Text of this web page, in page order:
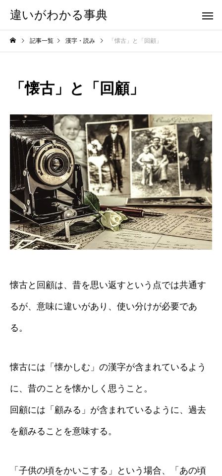
違いがわかる事典
記事一覧 漢字・読み 「懐古」と「回顧」
「懐古」と「回顧」
懐古と回顧は、昔を思い返すという点では共通す
るが、意味に違いがあり、使い分けが必要であ
る。
懐古には「懐かしむ」の漢字が含まれているよう
に、昔のことを懐かしく思うこと。
回顧には「顧みる」が含まれているように、過去
を顧みることを意味する。
「子供の頃をかいこする」という場合、「あの頃